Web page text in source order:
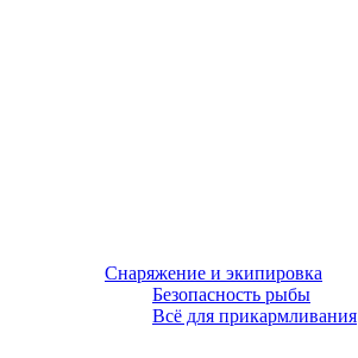
Снаряжение и экипировка
Безопасность рыбы
Всё для прикармливания